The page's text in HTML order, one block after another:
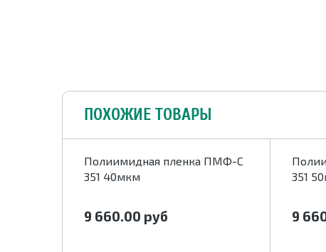
ПОХОЖИЕ ТОВАРЫ
Полиимидная пленка ПМФ-С
351 40мкм
9 660.00 руб
351
9